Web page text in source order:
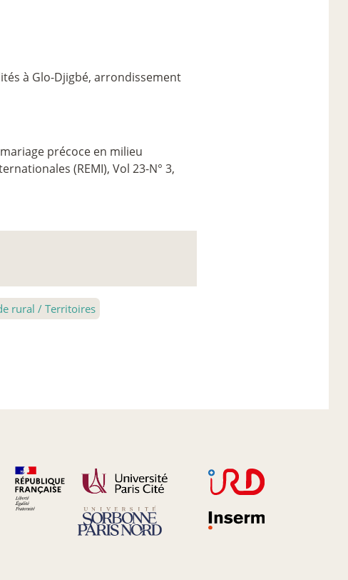
à Glo-Djigbé, arrondissement
précoce en milieu
(REMI), Vol 23-N° 3,
rural / Territoires